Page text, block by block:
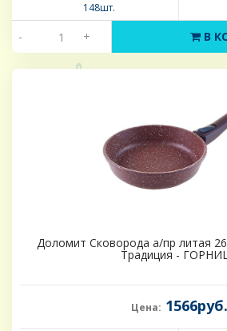
148шт.
- + В
Доломит Сковорода а/пр литая
Традиция -
Цена: 1566руб.